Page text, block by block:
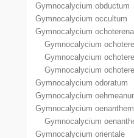
Gymnocalycium obductum
Gymnocalycium occultum
Gymnocalycium
Gymnocalycium
Gymnocalycium
Gymnocalycium
Gymnocalycium odoratum
Gymnocalycium
Gymnocalycium
Gymnocalycium
Gymnocalycium orientale